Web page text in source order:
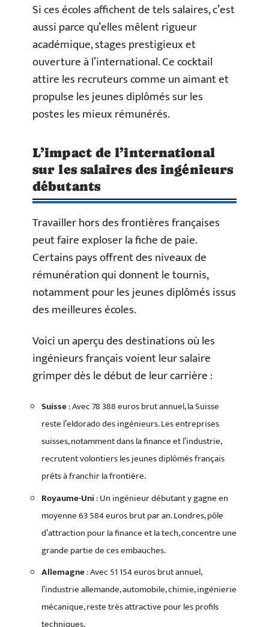
Si ces écoles affichent de tels salaires, c’est
aussi parce qu’elles mêlent rigueur
académique, stages prestigieux et
ouverture à l’international. Ce cocktail
attire les recruteurs comme un aimant et
propulse les jeunes diplômés sur les
postes les mieux rémunérés.
L’impact de l’international
sur les salaires des ingénieurs
débutants
Travailler hors des frontières françaises
peut faire exploser la fiche de paie.
Certains pays offrent des niveaux de
rémunération qui donnent le tournis,
notamment pour les jeunes diplômés issus
des meilleures écoles.
Voici un aperçu des destinations où les
ingénieurs français voient leur salaire
grimper dès le début de leur carrière :
Suisse: Avec 78 388 euros brut annuel, la Suisse
reste l’eldorado des ingénieurs. Les entreprises
suisses, notamment dans la finance et l’industrie,
recrutent volontiers les jeunes diplômés français
prêts à franchir la frontière.
Royaume-Uni: Un ingénieur débutant y gagne en
moyenne 63 584 euros brut par an. Londres, pôle
d’attraction pour la finance et la tech, concentre une
grande partie de ces embauches.
Allemagne: Avec 51 154 euros brut annuel,
l’industrie allemande, automobile, chimie, ingénierie
mécanique, reste très attractive pour les profils